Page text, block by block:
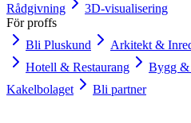
Rådgivning
3D-visualisering
För proffs
Bli Pluskund
Arkitekt &
Hotell & Restaurang
Bygg &
Kakelbolaget
Bli partner